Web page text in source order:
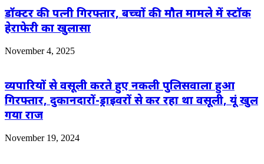
डॉक्टर की पत्नी गिरफ्तार, बच्चों की मौत मामले में स्टॉक
हेराफेरी का खुलासा
November 4, 2025
व्यपारियों से वसूली करते हुए नकली पुलिसवाला हुआ
गिरफ्तार, दुकानदारों-ड्राइवरों से कर रहा था वसूली, यूं खुल
गया राज
November 19, 2024